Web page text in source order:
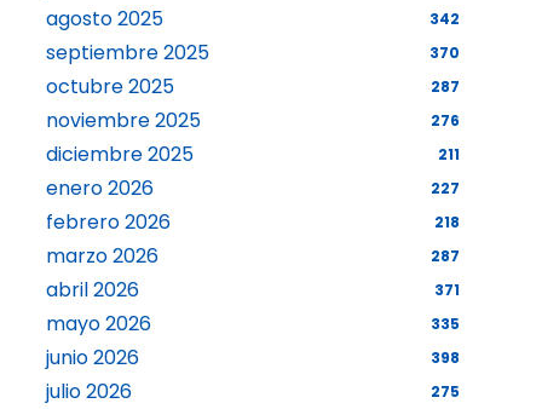
agosto 2025 342
septiembre 2025 370
octubre 2025 287
noviembre 2025 276
diciembre 2025 211
enero 2026 227
febrero 2026 218
marzo 2026 287
abril 2026 371
mayo 2026 335
junio 2026 398
julio 2026 275